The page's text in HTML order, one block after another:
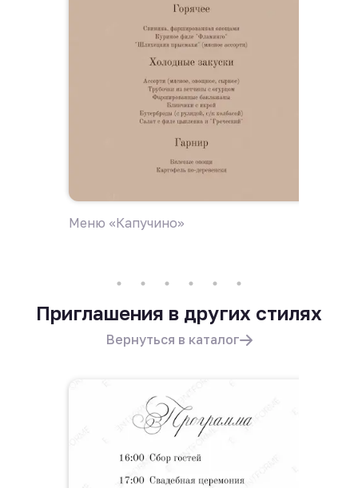
Меню «Капучино»
Приглашения в других стилях
Вернуться в каталог